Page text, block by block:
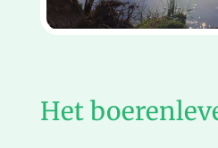
Het